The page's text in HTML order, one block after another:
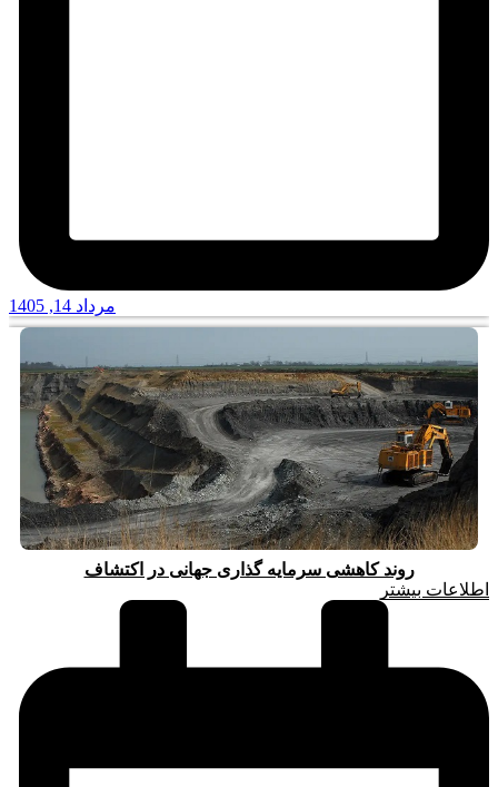
مرداد 14, 1405
روند کاهشی سرمایه گذاری جهانی در اکتشاف
اطلاعات بیشتر